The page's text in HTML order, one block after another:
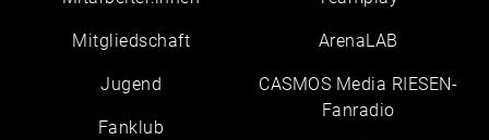
Mitgliedschaft
Jugend
Fanklub
ArenaLAB
CASMOS Media RIESEN-
Fanradio